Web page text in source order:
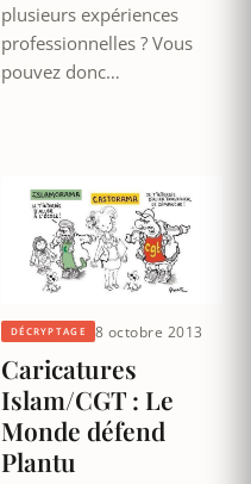
plusieurs expériences
professionnelles ? Vous
pouvez donc…
DÉCRYPTAGE 8 octobre 2013
Caricatures
Islam/CGT : Le
Monde défend
Plantu